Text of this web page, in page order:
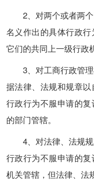
2、对两个或者两个
名义作出的具体行政
它们的共同上一级行政
3、对工商行政管理
据法律、法规和规章
行政行为不服申请的
的部门管辖。
4、对法律、法规规
行政行为不服申请的
机关管辖，但法律、法